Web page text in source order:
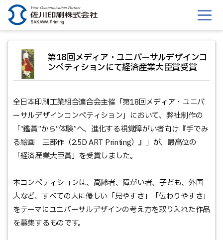
このページの本文へ移動
第18回メディア・ユニバーサルデザインコ
ンペティションにて経済産業大臣賞受賞
全日本印刷工業組合連合会主催「第18回メディア・ユニバ
ーサルデザインコンペティション」において、弊社制作の
「“鑑賞”から“体験”へ、進化する視覚障がい者向け『手でみ
る絵画 三部作（2.5D ART Printing）』」が、最高位の
「経済産業大臣賞」を受賞しました。
本コンペティションは、高齢者、障がい者、子ども、外国
人など、すべての人に優しい「見やすさ」「伝わりやすさ」
をテーマにユニバーサルデザインの考え方を取り入れた作品
を募集するものです。